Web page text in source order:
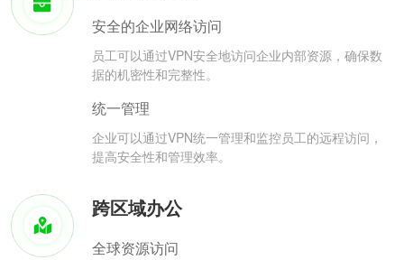
安全的企业网络访问
员工可以通过VPN安全地访问企业内部资源，确保数
据的机密性和完整性。
统一管理
企业可以通过VPN统一管理和监控员工的远程访问，
提高安全性和管理效率。
跨区域办公
全球资源访问